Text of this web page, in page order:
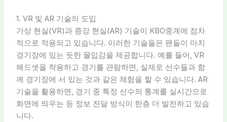
1. VR 및 AR 기술의 도입
가상 현실(VR)과 증강 현실(AR) 기술이 KBO중계에 점차
적으로 적용되고 있습니다. 이러한 기술들은 팬들이 마치
경기장에 있는 듯한 몰입감을 제공합니다. 예를 들어, VR
헤드셋을 착용하고 경기를 관람하면, 실제로 선수들과 함
께 경기장에 서 있는 것과 같은 체험을 할 수 있습니다. AR
기술을 활용하면, 경기 중 특정 선수의 통계를 실시간으로
화면에 띄우는 등 정보 전달 방식이 한층 더 발전하고 있습
니다.